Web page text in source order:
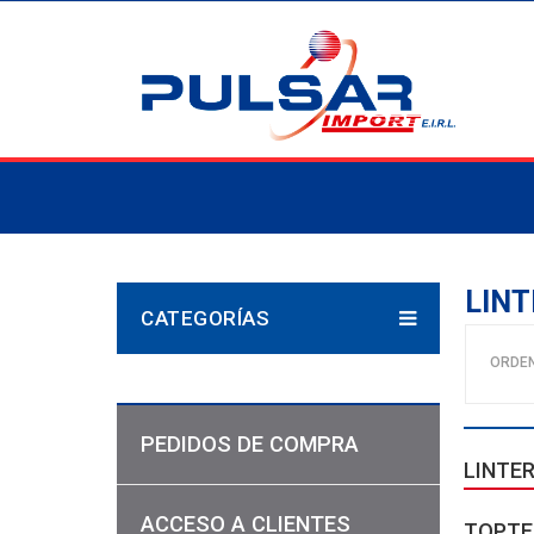
CATEGORÍAS
PEDIDOS DE COMPRA
ACCESO A CLIENTES